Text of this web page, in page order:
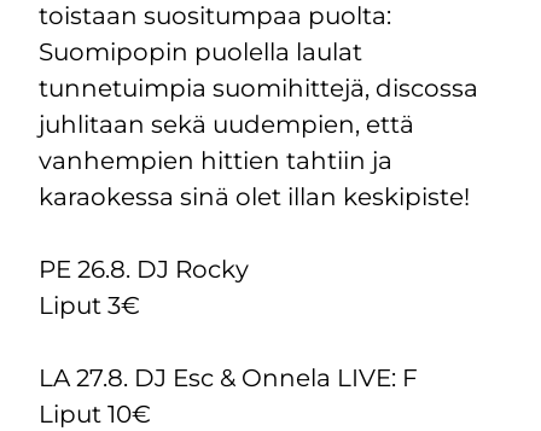
toistaan suositumpaa puolta:
Suomipopin puolella laulat
tunnetuimpia suomihittejä, discossa
juhlitaan sekä uudempien, että
vanhempien hittien tahtiin ja
karaokessa sinä olet illan keskipiste!
PE 26.8. DJ Rocky
Liput 3€
LA 27.8. DJ Esc & Onnela LIVE: F
Liput 10€